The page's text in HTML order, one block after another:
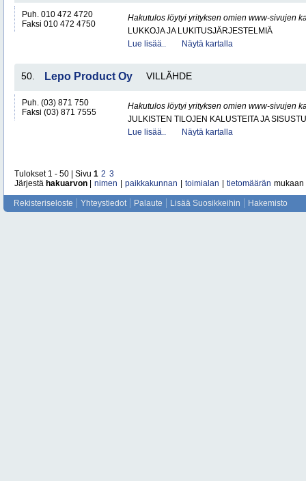
Puh. 010 472 4720
Faksi 010 472 4750
Hakutulos löytyi yrityksen omien www-sivujen
LUKKOJA JA LUKITUSJÄRJESTELMIÄ
Lue lisää..
Näytä kartalla
50. Lepo Product Oy VILLÄHDE
Puh. (03) 871 750
Faksi (03) 871 7555
Hakutulos löytyi yrityksen omien www-sivujen
JULKISTEN TILOJEN KALUSTEITA JA
Lue lisää..
Näytä kartalla
Tulokset 1 - 50 | Sivu 1 2 3
Järjestä hakuarvon nimen paikkakunnan toimialan tietomäärän mukaan
Rekisteriseloste Yhteystiedot Palaute Lisää Suosikkeihin Hakemisto